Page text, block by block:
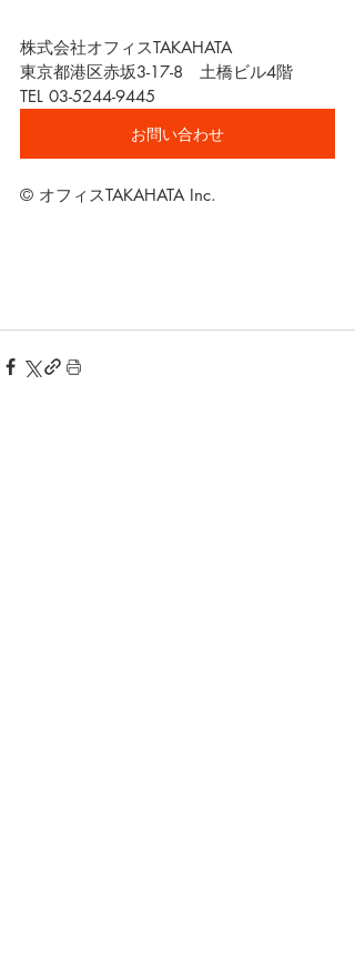
株式会社オフィスTAKAHATA
東京都港区赤坂3-17-8　土橋ビル4階
TEL 03-5244-9445
お問い合わせ
© オフィスTAKAHATA Inc.